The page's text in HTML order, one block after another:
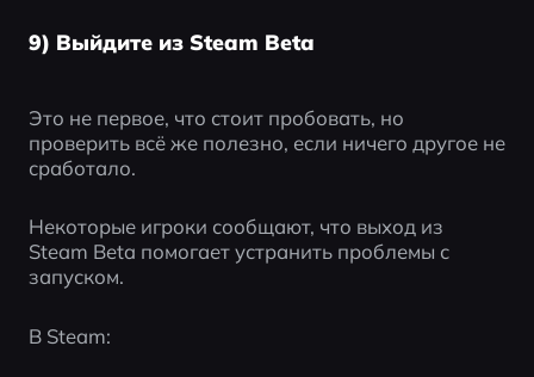
9) Выйдите из Steam Beta
Это не первое, что стоит пробовать, но
проверить всё же полезно, если ничего другое не
сработало.
Некоторые игроки сообщают, что выход из
Steam Beta помогает устранить проблемы с
запуском.
В Steam: